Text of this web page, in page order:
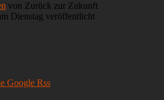
von Zurück zur Zukunft
Dienstag veröffentlicht
Google Rss